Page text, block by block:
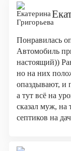
Понравилась
Автомобиль
настоящий))
но на них
опаздывают, и
а тут всё на
сказал муж, на
септиков на